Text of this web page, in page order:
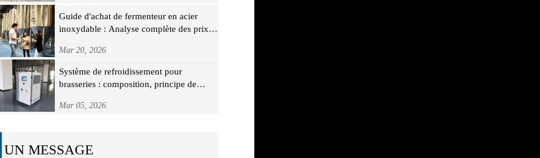
Guide d'achat de fermenteur en acier
inoxydable : Analyse complète des prix,
fabricant
Mar 20, 2026
Système de refroidissement pour
brasseries : composition, principe de
Mar 05, 2026
UN MESSAGE